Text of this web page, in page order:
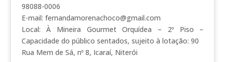
98088-0006
E-mail: fernandamorenachoco@gmail.com
Local: À Mineira Gourmet Orquídea – 2º Piso –
Capacidade do público sentados, sujeito à lotação: 90
Rua Mem de Sá, nº 8, Icaraí, Niterói